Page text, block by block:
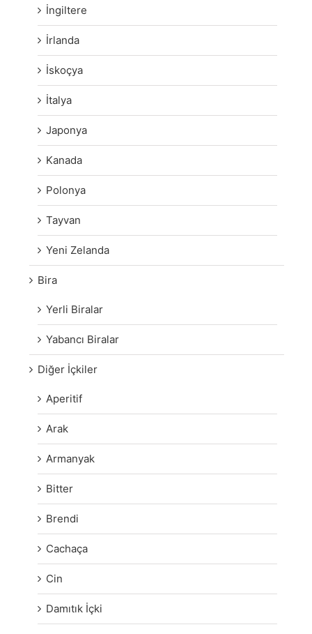
İngiltere
İrlanda
İskoçya
İtalya
Japonya
Kanada
Polonya
Tayvan
Yeni Zelanda
Bira
Yerli Biralar
Yabancı Biralar
Diğer İçkiler
Aperitif
Arak
Armanyak
Bitter
Brendi
Cachaça
Cin
Damıtık İçki